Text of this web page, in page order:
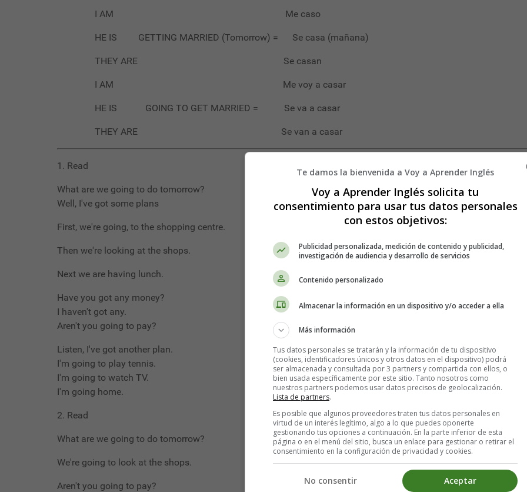
I AM Me caso
HE IS GETTING MARRIED (Tomorrow) = Se casa (mañana)
THEY ARE Se casan
I AM Me voy a casar
HE IS GOING TO GET MARRIED = Se va a casar
THEY ARE Se van a casar
1. Read
What are we going to do tomorrow?
Well, I've got some plans
First, we're going, to the shopping centre.
Then we're looking at the shops.
Next we are having lunch.
Have you got any money?
I haven't got any.
Aren't you going to pay?
Listen, I've got another plan.
I'm going to play tennis.
I'm going to watch TV.
I'm going home.
2. Read
What are we going to do tomorrow?
We're going to look at the shops.
Aren't you going to pay?
Te damos la bienvenida a Voy a Aprender Inglés
Voy a Aprender Inglés solicita tu
consentimiento para usar tus datos personales
con estos objetivos:
Publicidad personalizada, medición de contenido y publicidad,
investigación de audiencia y desarrollo de servicios
Contenido personalizado
Almacenar la información en un dispositivo y/o acceder a ella
Más información
Tus datos personales se tratarán y la información de tu dispositivo
(cookies, identificadores únicos y otros datos en el dispositivo) podrá
ser almacenada y consultada por 3 partners y compartida con ellos, o
bien usada específicamente por este sitio. Tanto nosotros como
nuestros partners podemos usar datos precisos de geolocalización.
Lista de partners.
Es posible que algunos proveedores traten tus datos personales en
virtud de un interés legítimo, algo a lo que puedes oponerte
gestionando tus opciones a continuación. En la parte inferior de esta
página o en el menú del sitio, busca un enlace para gestionar o retirar el
consentimiento en la configuración de privacidad y cookies.
Aceptar
No consentir